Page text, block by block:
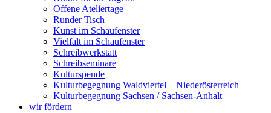
Offene Ateliertage
Runder Tisch
Kunst im Schaufenster
Vielfalt im Schaufenster
Schreibwerkstatt
Schreibseminare
Kulturspende
Kulturbegegnung Waldviertel – Niederösterreich
Kulturbegegnung Sachsen / Sachsen-Anhalt
wir fördern